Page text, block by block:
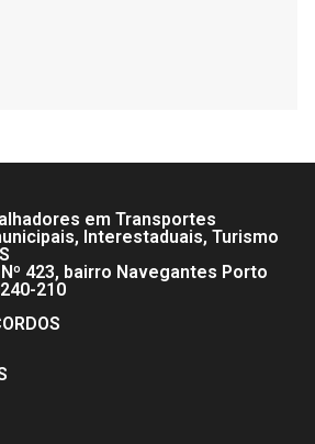
em Transportes
Interestaduais, Turismo
423, bairro Navegantes Porto
210